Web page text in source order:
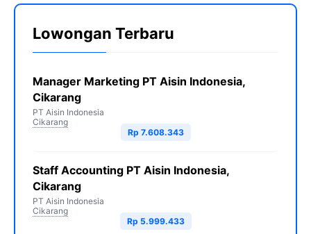
Lowongan Terbaru
Manager Marketing PT Aisin Indonesia,
Cikarang
PT Aisin Indonesia
Cikarang
Rp 7.608.343
Staff Accounting PT Aisin Indonesia,
Cikarang
PT Aisin Indonesia
Cikarang
Rp 5.999.433